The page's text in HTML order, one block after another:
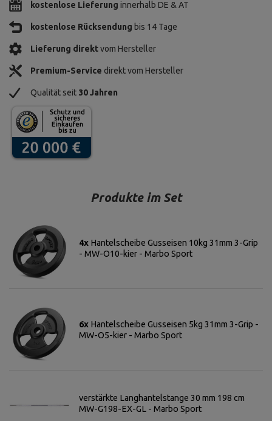
kostenlose Lieferung innerhalb DE & AT
kostenlose Rücksendung bis 14 Tage
Lieferung direktvom Hersteller
Premium-Service direkt vom Hersteller
Qualität seit 30 Jahren
Produkte im Set
4x Hantelscheibe Gusseisen 10kg 31mm 3-Grip
- MW-O10-kier - Marbo Sport
6x Hantelscheibe Gusseisen 5kg 31mm 3-Grip -
MW-O5-kier - Marbo Sport
verstärkte Langhantelstange 30 mm 198 cm
MW-G198-EX-GL - Marbo Sport